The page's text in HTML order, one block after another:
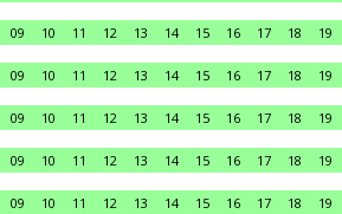
09 10 11 12 13 14 15 16 17 18 19
09 10 11 12 13 14 15 16 17 18 19
09 10 11 12 13 14 15 16 17 18 19
09 10 11 12 13 14 15 16 17 18 19
09 10 11 12 13 14 15 16 17 18 19